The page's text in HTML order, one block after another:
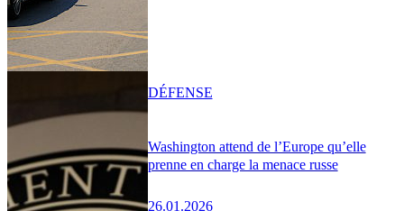
Washington attend de l’Europe qu’elle
prenne en charge la menace russe
26.01.2026
DÉFENSE